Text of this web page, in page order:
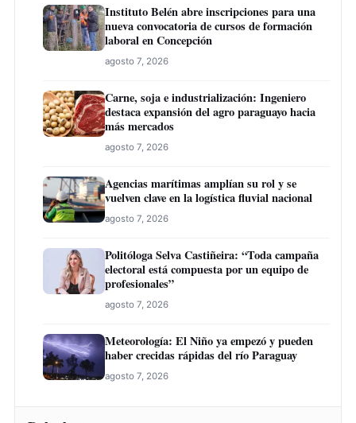
Instituto Belén abre inscripciones para una
nueva convocatoria de cursos de formación
laboral en Concepción
agosto 7, 2026
Carne, soja e industrialización: Ingeniero
destaca expansión del agro paraguayo hacia
más mercados
agosto 7, 2026
Agencias marítimas amplían su rol y se
vuelven clave en la logística fluvial nacional
agosto 7, 2026
Politóloga Selva Castiñeira: “Toda campaña
electoral está compuesta por un equipo de
profesionales”
agosto 7, 2026
Meteorología: El Niño ya empezó y pueden
haber crecidas rápidas del río Paraguay
agosto 7, 2026